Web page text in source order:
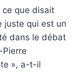
ce que disait
juste qui est un
dans le débat
Pierre
», a-t-il